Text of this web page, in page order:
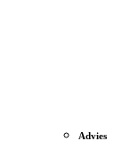
Advies